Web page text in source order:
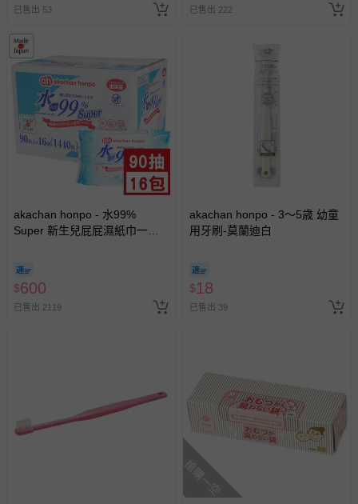
已售出 53 已售出 222
akachan honpo - 水99%
Super 新生兒屁屁濕紙巾一般
$600
已售出 2119
akachan honpo - 3～5歳 幼童
用牙刷-莫蘭迪白
$18
已售出 39
搶購一空